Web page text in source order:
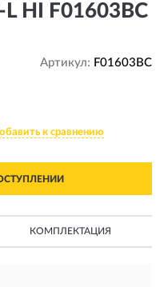
L HI F01603BC
Артикул: F01603BC
к сравнению
КОМПЛЕКТАЦИЯ